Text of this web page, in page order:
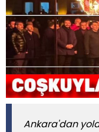
Ankara'dan